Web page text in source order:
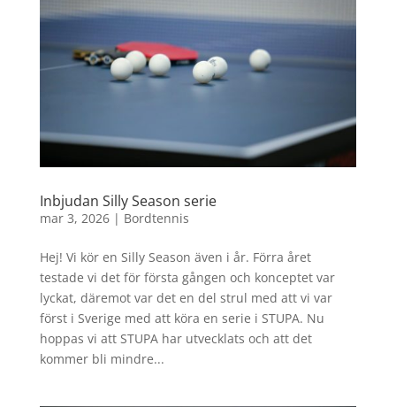
Inbjudan Silly Season serie
mar 3, 2026| Bordtennis
Hej! Vi kör en Silly Season även i år. Förra året
testade vi det för första gången och konceptet var
lyckat, däremot var det en del strul med att vi var
först i Sverige med att köra en serie i STUPA. Nu
hoppas vi att STUPA har utvecklats och att det
kommer bli mindre...